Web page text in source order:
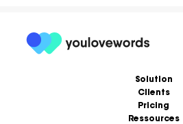
Solution
Clients
Pricing
Ressources